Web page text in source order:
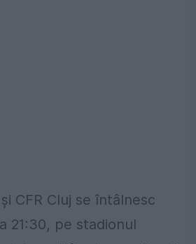
CFR Cluj se întâlnesc
21:30, pe stadionul